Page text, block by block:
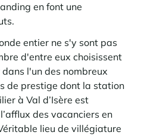
ski hors-piste dans les Alpes
comme d'autres guettent le lever
damées pour leur préférer les
? Vous faites sans doute partie de
notre sélection de secteurs
- et se savoure.
en font une
entier ne s'y sont pas
d'entre eux choisissent
l'un des nombreux
de prestige dont la station
à Val d’Isère est
des vacanciers en
lieu de villégiature